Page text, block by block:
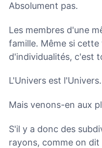
Absolument pas.
Les membres d'une
famille. Même si
d'individualités, c'est
L'Univers est l'Univers.
Mais venons-en aux
S'il y a donc des
rayons, comme on